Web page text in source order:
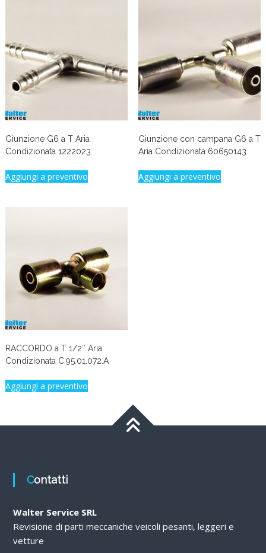
Giunzione G6 a T Aria
Condizionata 1222023
Aggiungi a preventivo
Giunzione con campana G6 a T
Aria Condizionata 60650143
Aggiungi a preventivo
RACCORDO a T 1/2″ Aria
Condizionata C.95.01.072.A
Aggiungi a preventivo
Contatti
Walter Service SRL
Revisione di parti meccaniche veicoli pesanti, leggeri e
vetture